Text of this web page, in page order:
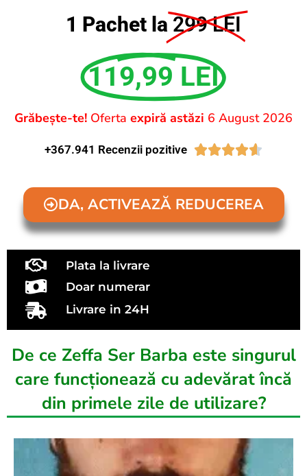
1 Pachet la 299 LEI
119,99 LEI
Grăbește-te! Oferta expiră astăzi 6 August 2026
+367.941 Recenzii pozitive 
DA, ACTIVEAZĂ REDUCEREA
Plata la livrare
Doar numerar
Livrare in 24H
De ce Zeffa Ser Barba este singurul
care funcționează cu adevărat încă
din primele zile de utilizare?